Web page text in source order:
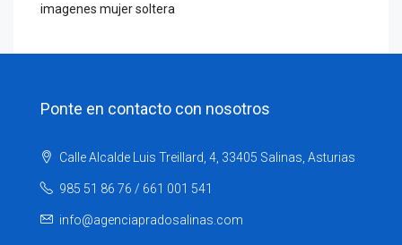
imagenes mujer soltera
Ponte en contacto con nosotros
Calle Alcalde Luis Treillard, 4, 33405 Salinas, Asturias
985 51 86 76 / 661 001 541
info@agenciapradosalinas.com